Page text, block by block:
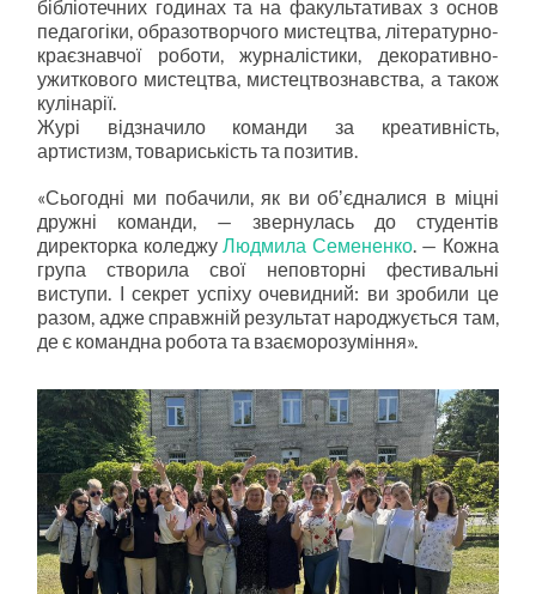
бібліотечних годинах та на факультативах з основ
педагогіки, образотворчого мистецтва, літературно-
краєзнавчої роботи, журналістики, декоративно-
ужиткового мистецтва, мистецтвознавства, а також
кулінарії.
Журі відзначило команди за креативність,
артистизм, товариськість та позитив.
«Сьогодні ми побачили, як ви обʼєдналися в міцні
дружні команди, — звернулась до студентів
директорка коледжу Людмила Семененко. — Кожна
група створила свої неповторні фестивальні
виступи. І секрет успіху очевидний: ви зробили це
разом, адже справжній результат народжується там,
де є командна робота та взаєморозуміння».